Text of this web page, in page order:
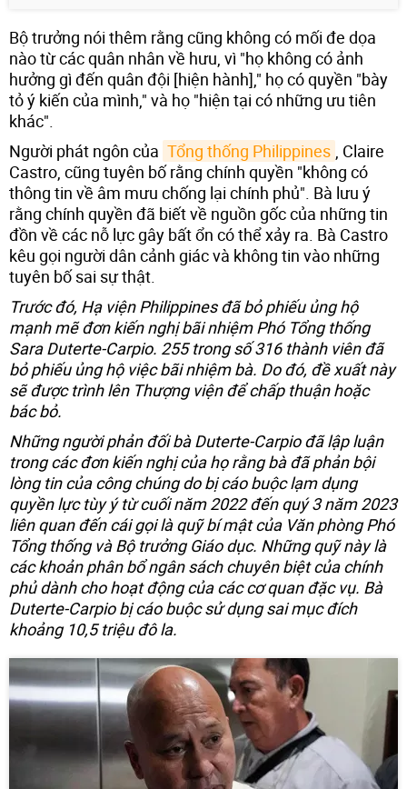
Bộ trưởng nói thêm rằng cũng không có mối đe dọa
nào từ các quân nhân về hưu, vì "họ không có ảnh
hưởng gì đến quân đội [hiện hành]," họ có quyền "bày
tỏ ý kiến của mình," và họ "hiện tại có những ưu tiên
khác".
Người phát ngôn của Tổng thống Philippines , Claire
Castro, cũng tuyên bố rằng chính quyền "không có
thông tin về âm mưu chống lại chính phủ". Bà lưu ý
rằng chính quyền đã biết về nguồn gốc của những tin
đồn về các nỗ lực gây bất ổn có thể xảy ra. Bà Castro
kêu gọi người dân cảnh giác và không tin vào những
tuyên bố sai sự thật.
Trước đó, Hạ viện Philippines đã bỏ phiếu ủng hộ
mạnh mẽ đơn kiến nghị bãi nhiệm Phó Tổng thống
Sara Duterte-Carpio. 255 trong số 316 thành viên đã
bỏ phiếu ủng hộ việc bãi nhiệm bà. Do đó, đề xuất này
sẽ được trình lên Thượng viện để chấp thuận hoặc
bác bỏ.
Những người phản đối bà Duterte-Carpio đã lập luận
trong các đơn kiến nghị của họ rằng bà đã phản bội
lòng tin của công chúng do bị cáo buộc lạm dụng
quyền lực tùy ý từ cuối năm 2022 đến quý 3 năm 2023
liên quan đến cái gọi là quỹ bí mật của Văn phòng Phó
Tổng thống và Bộ trưởng Giáo dục. Những quỹ này là
các khoản phân bổ ngân sách chuyên biệt của chính
phủ dành cho hoạt động của các cơ quan đặc vụ. Bà
Duterte-Carpio bị cáo buộc sử dụng sai mục đích
khoảng 10,5 triệu đô la.